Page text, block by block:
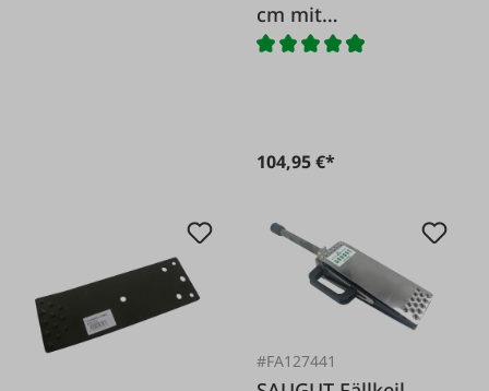
cm mit
Wendehaken
104,95 €*
#FA127441